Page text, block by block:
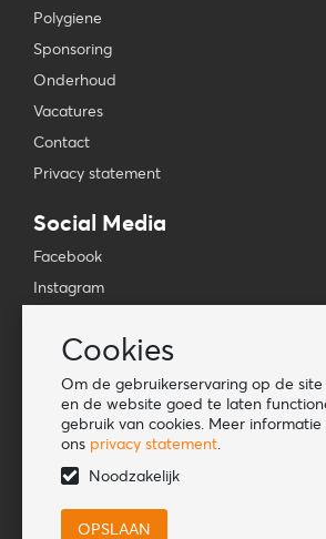
Cookies
Om de gebruikerservaring op de
en de website goed te laten
gebruik van cookies. Meer informatie
ons privacy statement.
Noodzakelijk
Polygiene
Sponsoring
Onderhoud
Vacatures
Contact
Privacy statement
Social Media
Facebook
Instagram
TikTok
Tools
Lookbook
Nieuwe klant